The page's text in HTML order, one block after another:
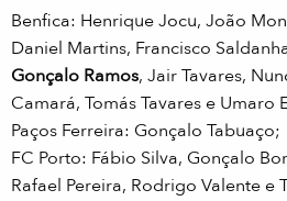
Benfica: Henrique Jocu, João
Daniel Martins, Francisco
Gonçalo Ramos, Jair Tavares,
Camará, Tomás Tavares e Umaro
Paços Ferreira: Gonçalo Tabuaço;
FC Porto: Fábio Silva, Gonçalo
Rafael Pereira, Rodrigo Valente e